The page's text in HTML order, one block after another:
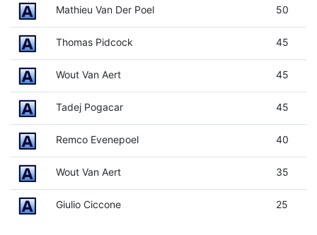
Mathieu Van Der Poel 50
Thomas Pidcock 45
Wout Van Aert 45
Tadej Pogacar 45
Remco Evenepoel 40
Wout Van Aert 35
Giulio Ciccone 25